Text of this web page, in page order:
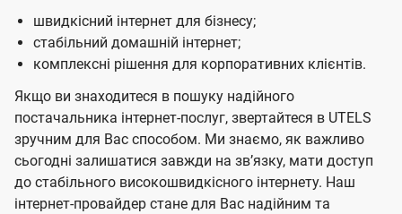
швидкісний інтернет для бізнесу;
стабільний домашній інтернет;
комплексні рішення для корпоративних клієнтів.
Якщо ви знаходитеся в пошуку надійного
постачальника інтернет-послуг, звертайтеся в UTELS
зручним для Вас способом. Ми знаємо, як важливо
сьогодні залишатися завжди на звʼязку, мати доступ
до стабільного високошвидкісного інтернету. Наш
інтернет-провайдер стане для Вас надійним та